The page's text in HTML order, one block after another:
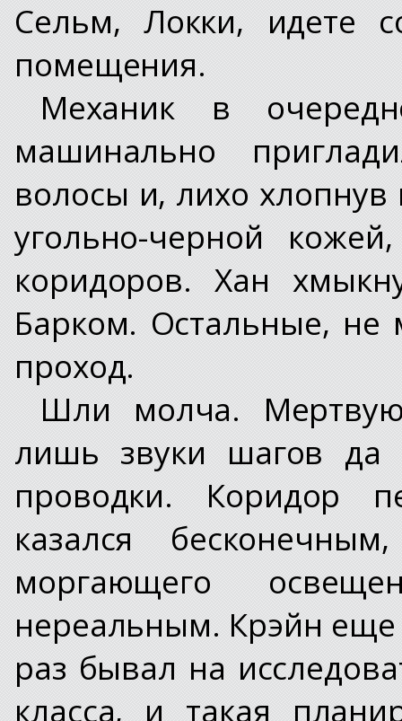
Сельм, Локки, идете
помещения.
Механик в
машинально
волосы и, лихо
угольно-черной
коридоров. Хан
Барком. Остальные,
проход.
Шли молча.
лишь звуки шагов да
проводки. Коридор
казался
моргающего
нереальным. Крэйн еще
раз бывал на
класса, и такая